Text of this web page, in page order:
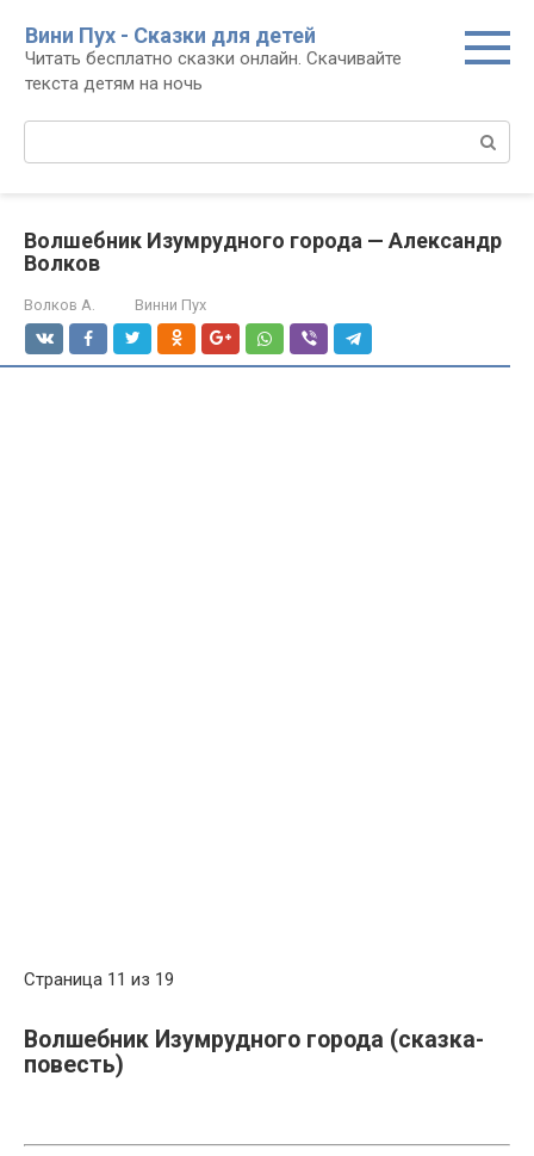
контенту
Вини Пух - Сказки для детей
Читать бесплатно сказки онлайн. Скачивайте
текста детям на ночь
Волшебник Изумрудного города — Александр
Волков
Волков А. Винни Пух
Страница 11 из 19
Волшебник Изумрудного города (сказка-
повесть)